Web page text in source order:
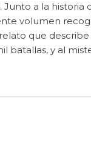
a la historia
volumen
que
batallas, y al